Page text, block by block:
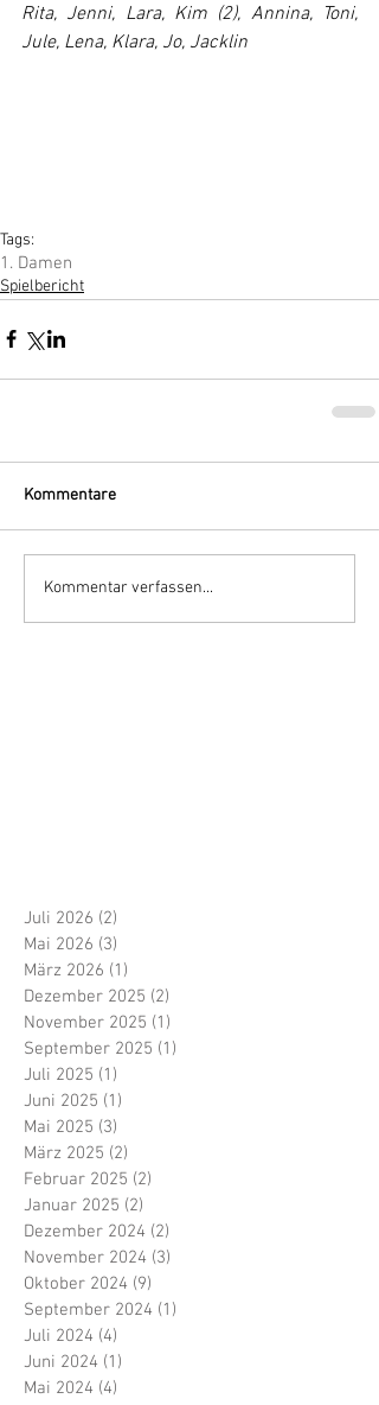
Rita, Jenni, Lara, Kim (2), Annina, Toni,
Jule, Lena, Klara, Jo, Jacklin
Tags:
1. Damen
Spielbericht
Kommentare
Kommentar verfassen...
Juli 2026 (2)
Mai 2026 (3)
März 2026 (1)
Dezember 2025 (2)
November 2025 (1)
September 2025 (1)
Juli 2025 (1)
Juni 2025 (1)
Mai 2025 (3)
März 2025 (2)
Februar 2025 (2)
Januar 2025 (2)
Dezember 2024 (2)
November 2024 (3)
Oktober 2024 (9)
September 2024 (1)
Juli 2024 (4)
Juni 2024 (1)
Mai 2024 (4)